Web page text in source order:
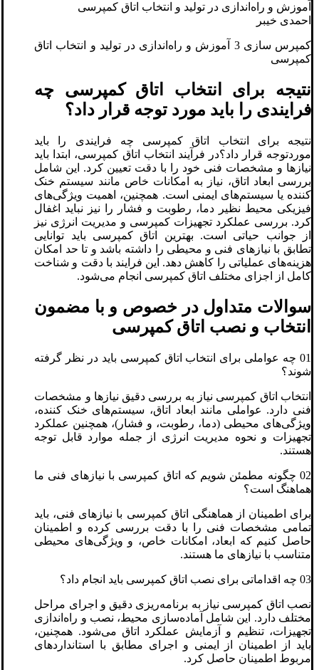
آموزش و راه‌اندازی در تولید و انتخاب اتاق کمپرسی
احمدی خیبر
کمپرس سازی 3 آموزش و راه‌اندازی در تولید و انتخاب اتاق
کمپرسی
نتیجه برای انتخاب اتاق کمپرسی چه
فرایندی را باید مورد توجه قرار داد؟
نتیجه برای انتخاب اتاق کمپرسی چه فرایندی را باید
موردتوجه قرار داد؟در فرآیند انتخاب اتاق کمپرسی، ابتدا باید
نیازها و مشخصات فنی خود را با دقت تعیین کرد. این شامل
بررسی ابعاد اتاق، نیاز به امکانات خاص مانند سیستم خنک
کننده یا سیستم‌های ایمنی است. همچنین، اهمیت ویژگی‌های
فیزیکی محیط نظیر دما، رطوبت و فشار را نیز نباید اغفال
کرد. بررسی عملکرد تجهیزات کمپرسی و مدیریت انرژی نیز
از جوانب حیاتی است. بهترین اتاق کمپرسی باید توانایی
تطابق با نیازهای فنی و محیطی را داشته باشد و تا حد امکان
هزینه‌های عملیاتی را کاهش دهد. این فرایند با دقت و شناخت
کامل از اجزای مختلف اتاق کمپرسی انجام می‌شود.
سوالات متداول در خصوص و با مضمون
انتخاب و نصب اتاق کمپرسی
01 چه عواملی برای انتخاب اتاق کمپرسی باید در نظر گرفته
شوند؟
انتخاب اتاق کمپرسی نیاز به بررسی دقیق نیازها و مشخصات
فنی دارد. عواملی مانند ابعاد اتاق، سیستم‌های خنک کننده،
ویژگی‌های محیطی (دما، رطوبت، و فشار)، همچنین عملکرد
تجهیزات و نحوه مدیریت انرژی از جمله موارد قابل توجه
هستند.
02 چگونه مطمئن شویم که اتاق کمپرسی با نیازهای فنی ما
هماهنگ است؟
برای اطمینان از هماهنگی اتاق کمپرسی با نیازهای فنی، باید
تمامی مشخصات فنی را با دقت بررسی کرده و اطمینان
حاصل کنیم که ابعاد، امکانات خاص، و ویژگی‌های محیطی
متناسب با نیازهای ما هستند.
03 چه اقداماتی برای نصب اتاق کمپرسی باید انجام داد؟
نصب اتاق کمپرسی نیاز به برنامه‌ریزی دقیق و اجرای مراحل
مختلف دارد. این شامل آماده‌سازی محیط، نصب و راه‌اندازی
تجهیزات، تنظیم و آزمایش عملکرد اتاق می‌شود. همچنین،
باید از اطمینان از ایمنی و اجرای مطابق با استانداردهای
مربوط اطمینان حاصل کرد.